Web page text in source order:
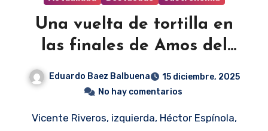
Una vuelta de tortilla en
las finales de Amos del
Eduardo Baez Balbuena
15 diciembre, 2025
No hay comentarios
Vicente Riveros, izquierda, Héctor Espínola,